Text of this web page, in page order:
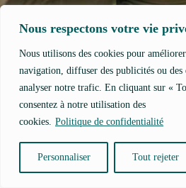
Nous respectons votre vie
Nous utilisons des cookies pour
navigation, diffuser des publicités ou des
analyser notre trafic. En cliquant sur «
consentez à notre utilisation des
cookies. Politique de confidentialité
Personnaliser Tout rejeter
Comment rempoter une plante verte et
19 juin 2026
Laisser un commentaire